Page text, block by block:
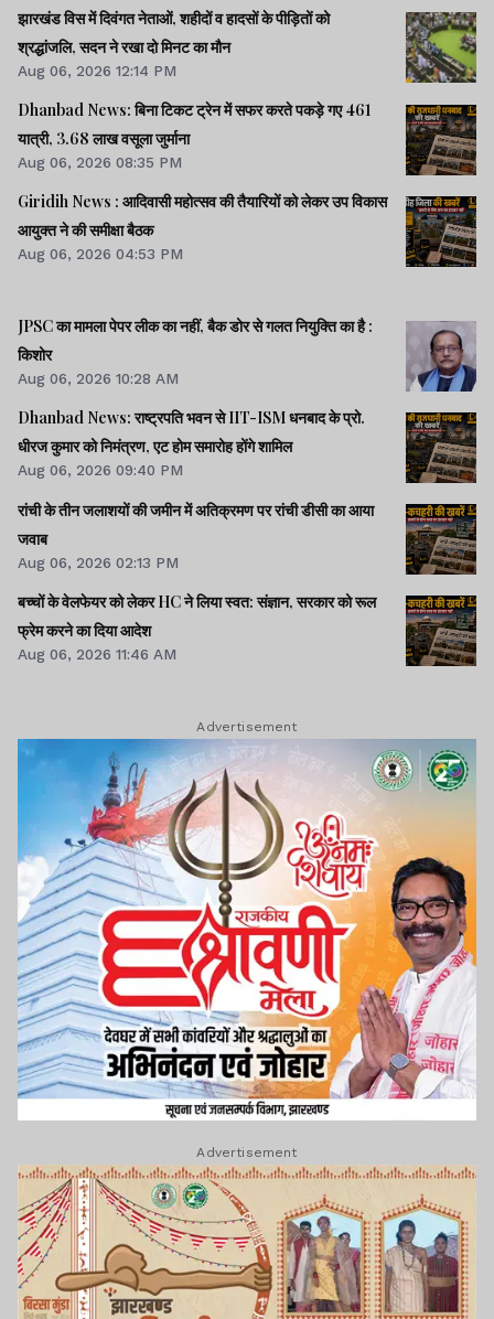
झारखंड विस में दिवंगत नेताओं, शहीदों व हादसों के पीड़ितों को
श्रद्धांजलि, सदन ने रखा दो मिनट का मौन
Aug 06, 2026 12:14 PM
Dhanbad News: बिना टिकट ट्रेन में सफर करते पकड़े गए 461
यात्री, 3.68 लाख वसूला जुर्माना
Aug 06, 2026 08:35 PM
Giridih News : आदिवासी महोत्सव की तैयारियों को लेकर उप विकास
आयुक्त ने की समीक्षा बैठक
Aug 06, 2026 04:53 PM
JPSC का मामला पेपर लीक का नहीं, बैक डोर से गलत नियुक्ति का है :
किशोर
Aug 06, 2026 10:28 AM
Dhanbad News: राष्ट्रपति भवन से IIT-ISM धनबाद के प्रो.
धीरज कुमार को निमंत्रण, एट होम समारोह होंगे शामिल
Aug 06, 2026 09:40 PM
रांची के तीन जलाशयों की जमीन में अतिक्रमण पर रांची डीसी का आया
जवाब
Aug 06, 2026 02:13 PM
बच्चों के वेलफेयर को लेकर HC ने लिया स्वत: संज्ञान, सरकार को रूल
फ्रेम करने का दिया आदेश
Aug 06, 2026 11:46 AM
Advertisement
Advertisement